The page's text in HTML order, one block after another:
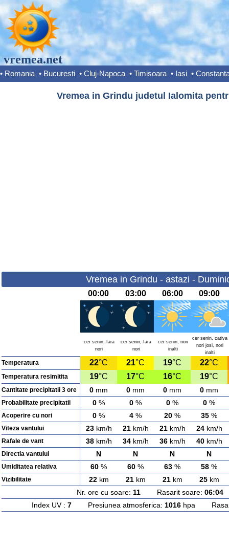
vremea.net
• Romania • Bucuresti • Cluj-Napoca • Timisoara • Iasi •
Vremea in Grindu judetul Ialomita
Vremea in Grindu - astazi -
00:00 03:00 06:00 09:00
cer senin, fara
nori
cer senin, fara
nori
cer senin, nori
inalti
cer senin, cativa
nori josi, nori
inalti
Temperatura 22°C 21°C 19°C 22°C
Temperatura resimitita 19°C 17°C 16°C 19°C
Cantitate precipitatii 3 ore 0 mm 0 mm 0 mm 0 mm
Probabilitate precipitatii 0 % 0 % 0 % 0 %
Acoperire cu nori 0 % 4 % 20 % 35 %
Viteza vantului 23km/h 21km/h 21km/h 24km/h
Rafale de vant 38km/h 34km/h 36km/h 40km/h
Directia vantului N N N N
Umiditatea relativa 60 % 60 % 63 % 58 %
Vizibilitate 22km 21km 21km 25km
Nr. ore cu soare: 11 Rasarit soare: 06:04
Index UV : 7Presiunea atmosferica: 1016hpa